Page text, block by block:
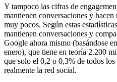
Y tampoco las cifras de
mantienen conversaciones y hacen
muy pocos. Según estas
mantienen conversaciones y
Google ahora mismo (basándose
enero), que tiene en teoría 2.200
que solo el 0,2 o 0,3% de todos
realmente la red social.